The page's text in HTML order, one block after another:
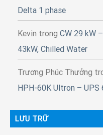
Delta 1 phase
Kevin trong CW 29 kW
43kW, Chilled Water
Trương Phúc Thưởng
HPH-60K Ultron – UPS
LƯU TRỮ